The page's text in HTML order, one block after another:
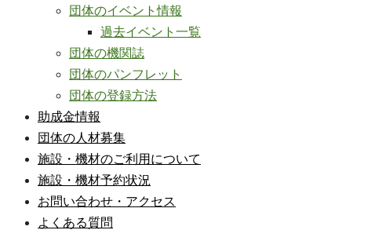
団体のイベント情報
過去イベント一覧
団体の機関誌
団体のパンフレット
団体の登録方法
助成金情報
団体の人材募集
施設・機材のご利用について
施設・機材予約状況
お問い合わせ・アクセス
よくある質問